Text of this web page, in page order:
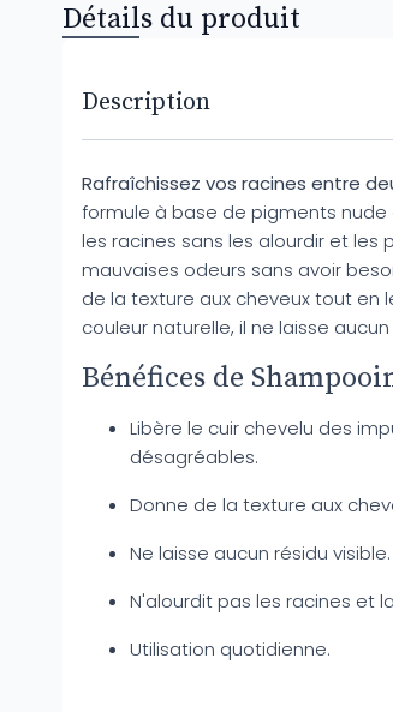
Détails du produit
Description
Rafraîchissez vos racines entre
formule à base de pigments
les racines sans les alourdir et les
mauvaises odeurs sans avoir
de la texture aux cheveux tout en
couleur naturelle, il ne laisse
Bénéfices de
Libère le cuir chevelu des
désagréables.
Donne de la texture aux
Ne laisse aucun résidu visible.
N'alourdit pas les racines et
Utilisation quotidienne.